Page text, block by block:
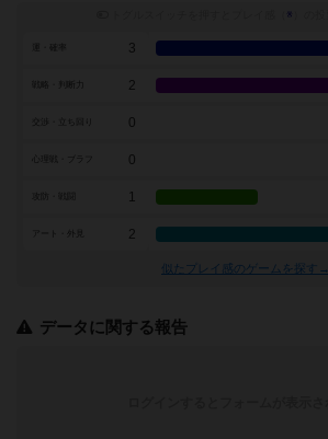
※
3
戦略・判断力 2
0
0
1
アート・外見 2
似たプレイ感のゲームを探す→
データに関する報告